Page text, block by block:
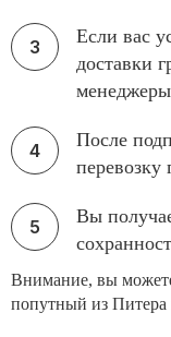
Если вас
доставки
После
перевозку
Вы
Внимание, вы можете
попутный из